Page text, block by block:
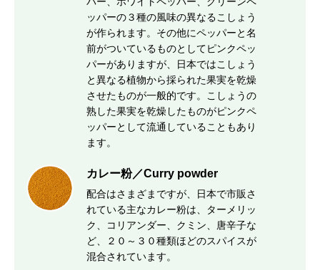
ッパーの３種の風味の異なるこしょう
が作られます。その他にペッパーと名
前がついているものとしてピンクペッ
パーがありますが、日本ではこしょう
と異なる植物から採られた果実を乾燥
させたものが一般的です。こしょうの
熟した果実を乾燥したものがピンクペ
ッパーとして流通していることもあり
ます。
カレー粉／Curry powder
配合はさまざまですが、日本で市販さ
れている主なカレー粉は、ターメリッ
ク、コリアンダー、クミン、唐辛子な
ど、２０～３０種類ほどのスパイスが
混合されています。